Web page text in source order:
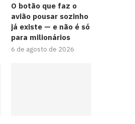
O botão que faz o
avião pousar sozinho
já existe — e não é só
para milionários
6 de agosto de 2026